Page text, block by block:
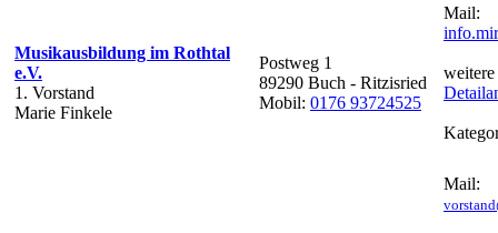
Musikausbildung im Rothtal
e.V.
1. Vorstand
Marie Finkele
Postweg 1
89290 Buch - Ritzisried
Mobil: 0176 93724525
Mail:
Mail: